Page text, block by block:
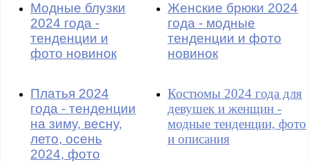
Модные блузки
2024 года -
тенденции и
фото новинок
Женские брюки 2024
года - модные
тенденции и фото
новинок
Платья 2024
года - тенденции
на зиму, весну,
лето, осень
2024, фото
Костюмы 2024 года для
девушек и женщин -
модные тенденции, фото
и описания